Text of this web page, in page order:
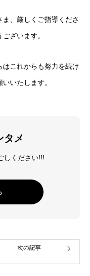
、厳しくご指導くださ
ざいます。
これからも努力を続け
いたします。
タメ
しください!!!
次の記事